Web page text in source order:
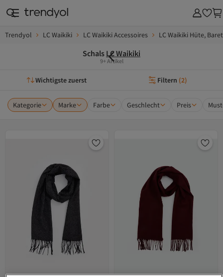
Trendyol LC Waikiki LC Waikiki Accessoires LC Waikiki Hüte,
Schals LC Waikiki
9+ Artikel
Wichtigste zuerst Filtern (2)
Kategorie Marke Farbe Geschlecht Preis